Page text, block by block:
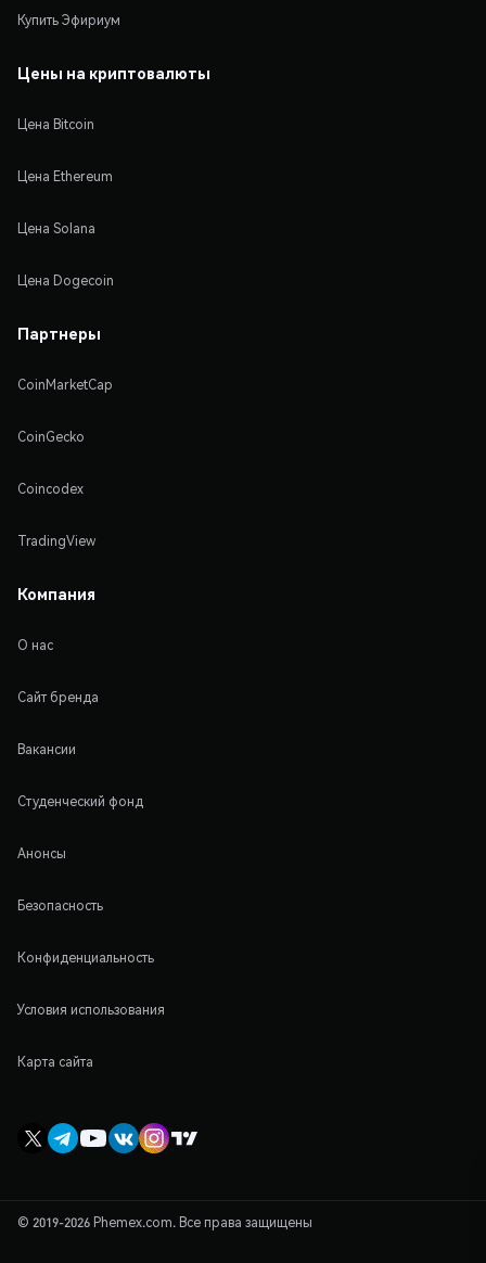
Купить Эфириум
Цены на криптовалюты
Цена Bitcoin
Цена Ethereum
Цена Solana
Цена Dogecoin
Партнеры
CoinMarketCap
CoinGecko
Coincodex
TradingView
Компания
О нас
Сайт бренда
Вакансии
Студенческий фонд
Анонсы
Безопасность
Конфиденциальность
Условия использования
Карта сайта
© 2019-2026 Phemex.com. Все права защищены